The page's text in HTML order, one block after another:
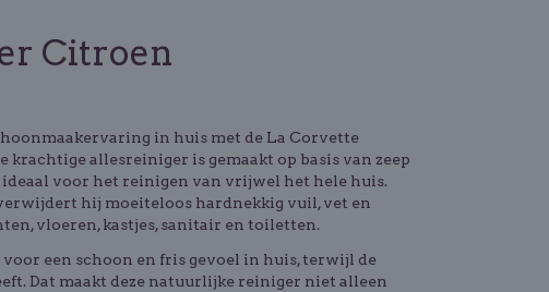
Citroen
in huis met de La Corvette
krachtige allesreiniger is gemaakt op basis van zeep
voor het reinigen van vrijwel het hele huis.
hij moeiteloos hardnekkig vuil, vet en
vloeren, kastjes, sanitair en toiletten.
een schoon en fris gevoel in huis, terwijl de
Dat maakt deze natuurlijke reiniger niet alleen